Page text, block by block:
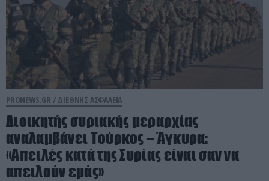
PRONEWS.GR / ΔΙΕΘΝΗΣ ΑΣΦΑΛΕΙΑ
Διοικητής συριακής μεραρχίας
αναλαμβάνει Τούρκος – Άγκυρα:
«Απειλές κατά της Συρίας είναι σαν να
απειλούν εμάς»